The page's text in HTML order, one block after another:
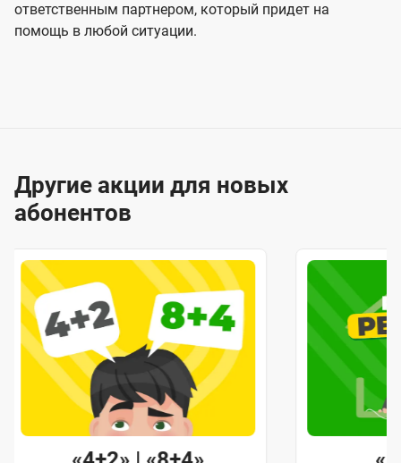
ответственным партнером, который придет на
помощь в любой ситуации.
Другие акции для новых
абонентов